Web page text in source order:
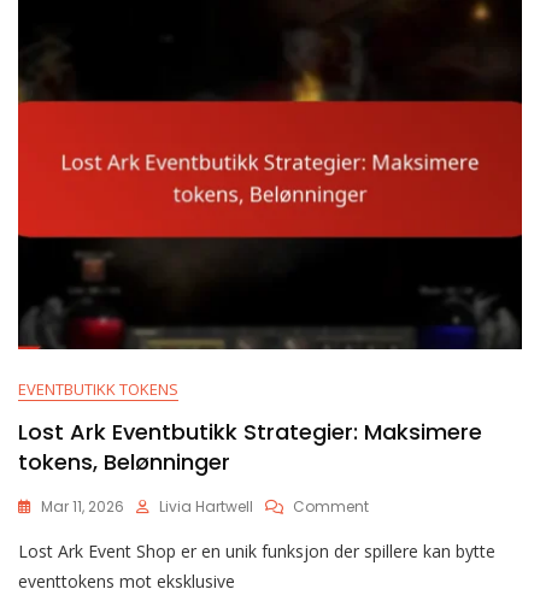
EVENTBUTIKK TOKENS
Lost Ark Eventbutikk Strategier: Maksimere
tokens, Belønninger
Mar 11, 2026 Livia Hartwell CommentOn
Ark
Lost Ark Event Shop er en unik funksjon der spillere kan bytte
eventtokens mot eksklusive